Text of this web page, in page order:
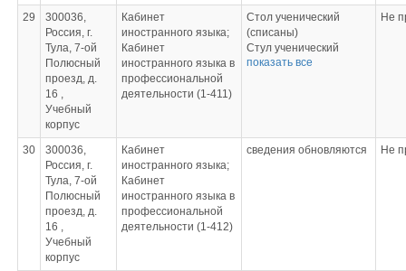
- шкаф
демонстрационный
- комплект пробирок,
комплект стекол для
опытов, колбы
29
300036,
Россия, г.
Тула, 7-ой
Полюсный
проезд, д.
16 ,
Учебный
корпус
Кабинет
иностранного языка;
Кабинет
иностранного языка в
профессиональной
деятельности (1-411)
Стол ученический
(списаны)
Стул ученический
(списаны)
Доска классная
магнитная
показать все
Не
30
300036,
Россия, г.
Тула, 7-ой
Полюсный
проезд, д.
16 ,
Учебный
корпус
Кабинет
иностранного языка;
Кабинет
иностранного языка в
профессиональной
деятельности (1-412)
сведения обновляются Не